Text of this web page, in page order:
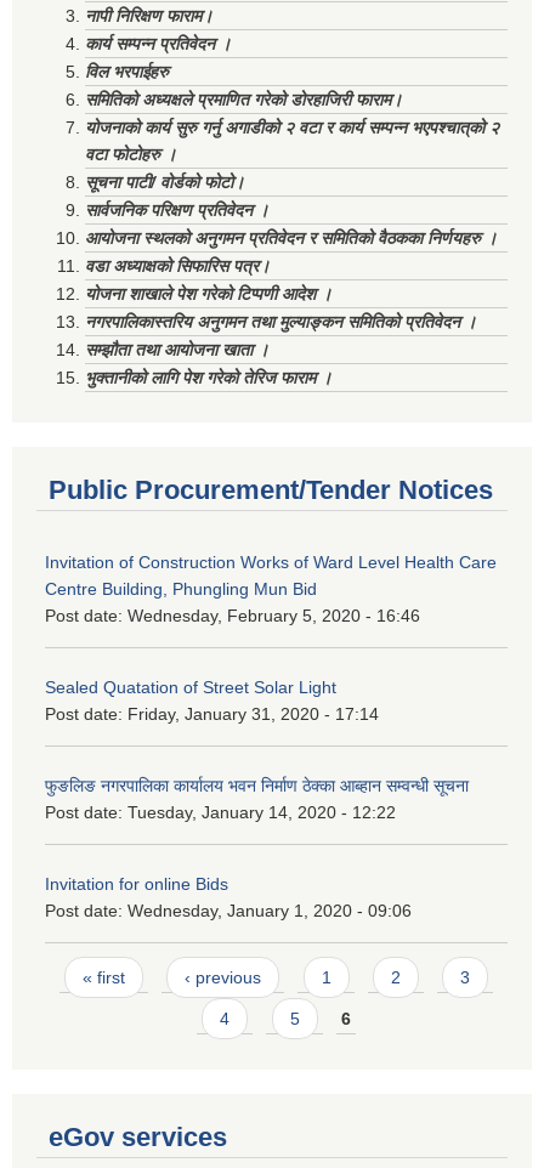
नापी निरिक्षण फाराम।
कार्य सम्पन्न प्रतिवेदन ।
विल भरपाईहरु
समितिको अध्यक्षले प्रमाणित गरेको डोरहाजिरी फाराम।
योजनाको कार्य सुरु गर्नु अगाडीको २ वटा र कार्य सम्पन्न भएपश्चात्‌को २
वटा फोटोहरु ।
सूचना पाटी/ वोर्डको फोटो।
सार्वजनिक परिक्षण प्रतिवेदन ।
आयोजना स्थलको अनुगमन प्रतिवेदन र समितिको वैठकका निर्णयहरु ।
वडा अध्याक्षको सिफारिस पत्र।
योजना शाखाले पेश गरेको टिप्पणी आदेश ।
नगरपालिकास्तरिय अनुगमन तथा मुल्याङ्कन समितिको प्रतिवेदन ।
सम्झौता तथा आयोजना खाता ।
भुक्तानीको लागि पेश गरेको तेरिज फाराम ।
Public Procurement/Tender Notices
Invitation of Construction Works of Ward Level Health Care
Centre Building, Phungling Mun Bid
Post date: Wednesday, February 5, 2020 - 16:46
Sealed Quatation of Street Solar Light
Post date: Friday, January 31, 2020 - 17:14
फुङलिङ नगरपालिका कार्यालय भवन निर्माण ठेक्का आब्हान सम्वन्धी सूचना
Post date: Tuesday, January 14, 2020 - 12:22
Invitation for online Bids
Post date: Wednesday, January 1, 2020 - 09:06
Pages
« first ‹ previous 1 2 3
4 5 6
eGov services